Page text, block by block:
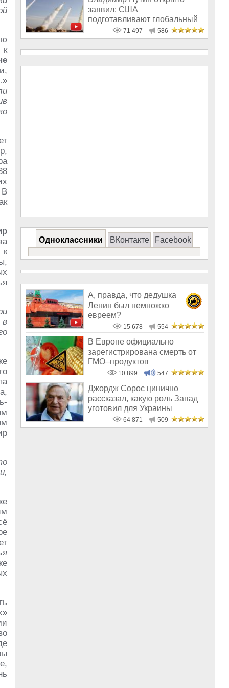
к
В
к
в
заявил: США
подготавливают глобальный
удар по России
71 497 586
Одноклассники ВКонтакте Facebook
А, правда, что дедушка
Ленин был немножко
евреем?
15 678 554
В Европе официально
зарегистрирована смерть от
ГМО–продуктов
10 899 547
Джордж Сорос цинично
рассказал, какую роль Запад
уготовил для Украины
64 871 509